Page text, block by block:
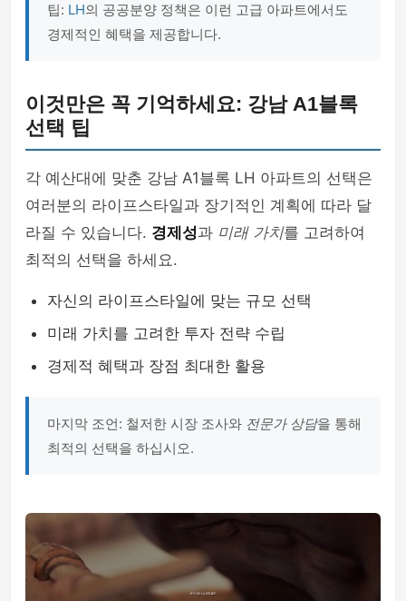
팁: LH의 공공분양 정책은 이런 고급 아파트에서도
경제적인 혜택을 제공합니다.
이것만은 꼭 기억하세요: 강남 A1블록
선택 팁
각 예산대에 맞춘 강남 A1블록 LH 아파트의 선택은
여러분의 라이프스타일과 장기적인 계획에 따라 달
라질 수 있습니다. 경제성과 미래 가치를 고려하여
최적의 선택을 하세요.
자신의 라이프스타일에 맞는 규모 선택
미래 가치를 고려한 투자 전략 수립
경제적 혜택과 장점 최대한 활용
마지막 조언: 철저한 시장 조사와 전문가 상담을 통해
최적의 선택을 하십시오.